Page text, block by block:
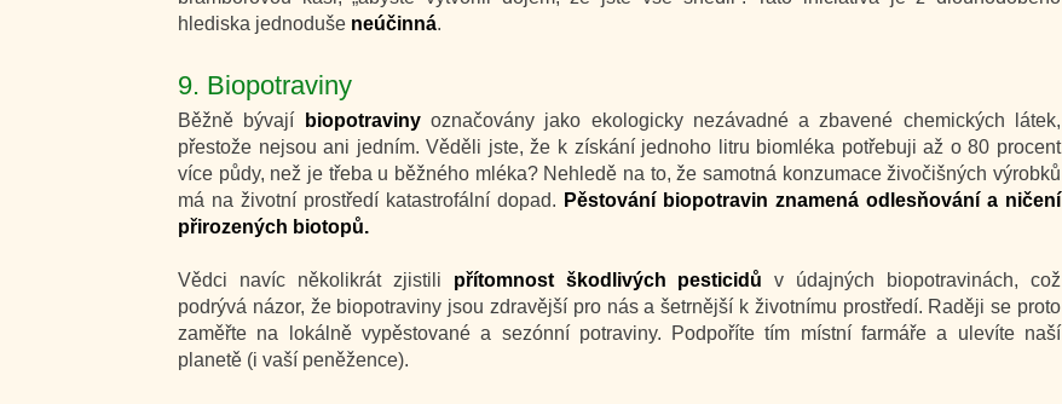
hlediska jednoduše neúčinná.
9. Biopotraviny
Běžně bývají biopotraviny označovány jako ekologicky nezávadné a zbavené chemických látek,
přestože nejsou ani jedním. Věděli jste, že k získání jednoho litru biomléka potřebuji až o 80 procent
více půdy, než je třeba u běžného mléka? Nehledě na to, že samotná konzumace živočišných výrobků
má na životní prostředí katastrofální dopad. Pěstování biopotravin znamená odlesňování a ničení
přirozených biotopů.
Vědci navíc několikrát zjistili přítomnost škodlivých pesticidů v údajných biopotravinách, což
podrývá názor, že biopotraviny jsou zdravější pro nás a šetrnější k životnímu prostředí. Raději se proto
zaměřte na lokálně vypěstované a sezónní potraviny. Podpoříte tím místní farmáře a ulevíte naší
planetě (i vaší peněžence).